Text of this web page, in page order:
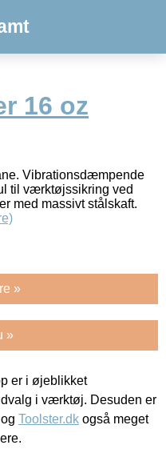
16 oz
Vibrationsdæmpende
til værktøjssikring ved
med massivt stålskaft.
»
»
er i øjeblikket
i værktøj. Desuden er
og Toolster.dk også meget